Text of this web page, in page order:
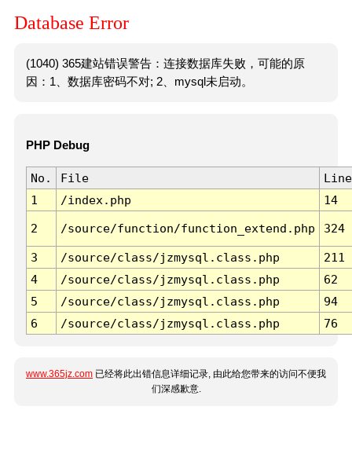
Database Error
(1040) 365建站错误警告：连接数据库失败，可能的原
因：1、数据库密码不对; 2、mysql未启动。
PHP Debug
No. File
Line
1
/index.php 14
2 /source/function/function_extend.php 324
3 /source/class/jzmysql.class.php
211
4
/source/class/jzmysql.class.php
62
5
/source/class/jzmysql.class.php
94
6
/source/class/jzmysql.class.php 76
www.365jz.com 已经将此出错信息详细记录, 由此给您带来的访问不便我
们深感歉意.